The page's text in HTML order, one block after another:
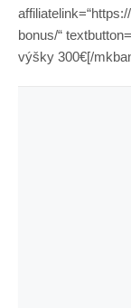
bonus/“
výšky 300€[/